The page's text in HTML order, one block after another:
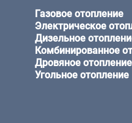
Газовое отопление
Электрическое
Дизельное
Комбинированное
Дровяное отопление
Угольное отопление